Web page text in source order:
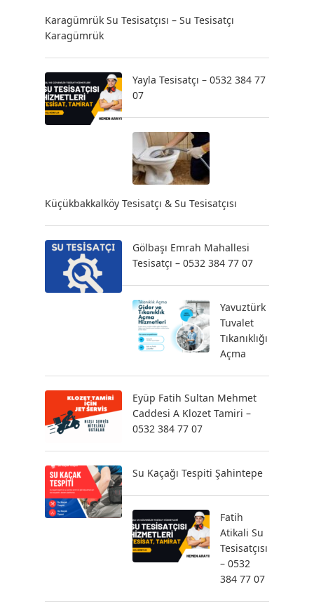
Karagümrük Su Tesisatçısı – Su Tesisatçı
Karagümrük
Yayla Tesisatçı – 0532 384 77
07
Küçükbakkalköy Tesisatçı & Su Tesisatçısı
Gölbaşı Emrah Mahallesi
Tesisatçı – 0532 384 77 07
Yavuztürk
Tuvalet
Tıkanıklığı
Açma
Eyüp Fatih Sultan Mehmet
Caddesi A Klozet Tamiri –
0532 384 77 07
Su Kaçağı Tespiti Şahintepe
Fatih
Atikali Su
Tesisatçısı
– 0532
384 77 07